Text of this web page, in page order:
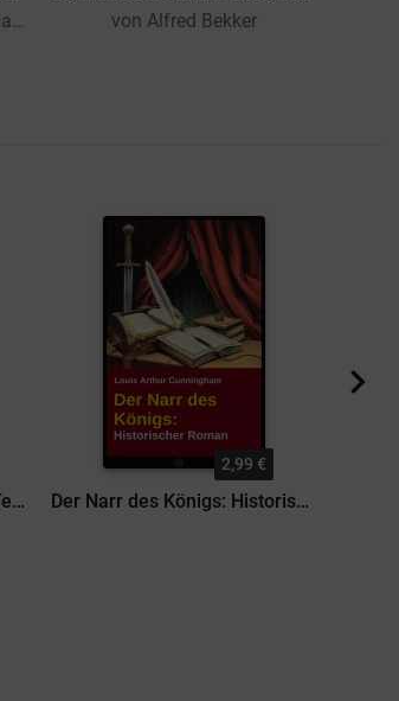
von Alfred Bekker, G. G. Pendarves, Otis A. Kline
von Alfred Bekker
Maskengeister im dunklen Tempel: 4 Patricia Vanhelsing Romane
2,99 €
Der Narr des Königs: Historischer Roman